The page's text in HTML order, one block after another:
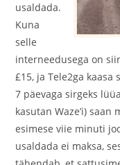
usaldada.
Kuna
selle
interneedusega on
£15, ja Tele2ga kaasa
7 päevaga sirgeks
kasutan Waze’i)
esimese viie minuti
usaldada ei maksa,